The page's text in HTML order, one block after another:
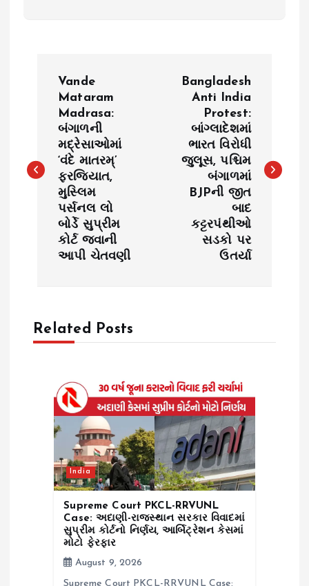
t
g
Vande
Mataram
Madrasa:
બંગાળની
મદ્રેસાઓમાં
‘વંદે માતરમ્’
ફરજિયાત,
મુસ્લિમ
પર્સનલ લો
બોર્ડે સુપ્રીમ
કોર્ટ જવાની
આપી ચેતવણી
Bangladesh
Anti India
Protest:
બાંગ્લાદેશમાં
ભારત વિરોધી
જુલૂસ, પશ્ચિમ
બંગાળમાં
BJPની જીત
બાદ
કટ્ટરપંથીઓ
સડકો પર
ઉતર્યા
Related Posts
India
Supreme Court PKCL-RRVUNL
Case: અદાણી-રાજસ્થાન સરકાર વિવાદમાં
સુપ્રીમ કોર્ટનો નિર્ણય, આર્બિટ્રેશન કેસમાં
મોટો ફેરફાર
August 9, 2026
Supreme Court PKCL-RRVUNL Case: